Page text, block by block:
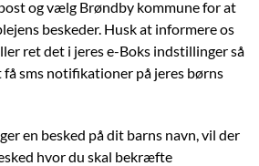
og vælg Brøndby kommune for at
beskeder. Husk at informere os
ret det i jeres e-Boks indstillinger så
sms notifikationer på jeres børns
en besked på dit barns navn, vil der
hvor du skal bekræfte